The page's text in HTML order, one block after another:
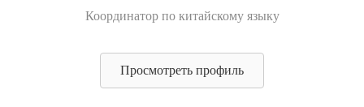
Координатор по китайскому языку
Просмотреть профиль